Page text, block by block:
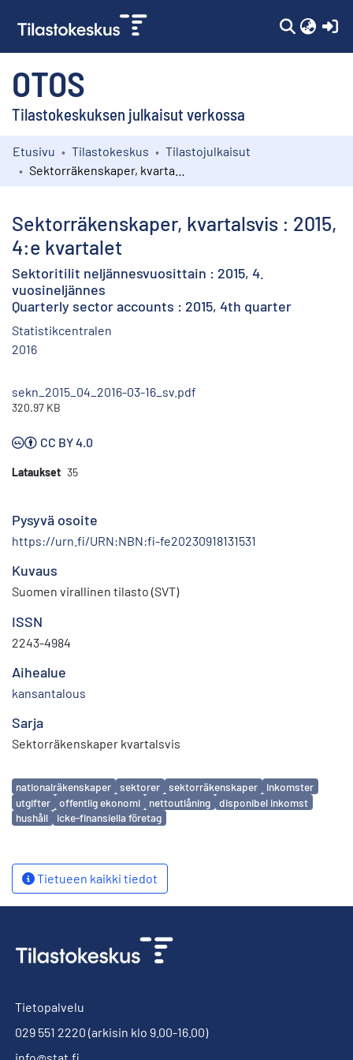
OTOS
Tilastokeskuksen julkaisut verkossa
Kokoelmat
Etusivu Tilastokeskus
Tilastojulkaisut
Sektorräkenskaper, kvartalsvis : 2015,
4:e kvartalet
Sektoritilit neljännesvuosittain : 2015, 4.
vuosineljännes
Quarterly sector accounts : 2015, 4th quarter
Statistikcentralen
2016
sekn_2015_04_2016-03-16_sv.pdf
320.97 KB
CC BY 4.0
Lataukset 35
Pysyvä osoite
https://urn.fi/URN:NBN:fi-fe20230918131531
Kuvaus
Suomen virallinen tilasto (SVT)
ISSN
2243-4984
Aihealue
kansantalous
Sarja
Sektorräkenskaper kvartalsvis
Avainsanat
nationalräkenskaper sektorer sektorräkenskaper
inkomster
utgifter
offentlig ekonomi nettoutlåning
disponibel inkomst
hushåll
icke-finansiella företag
Tietueen kaikki tiedot
Tietopalvelu
029 551 2220 (arkisin klo 9.00-16.00)